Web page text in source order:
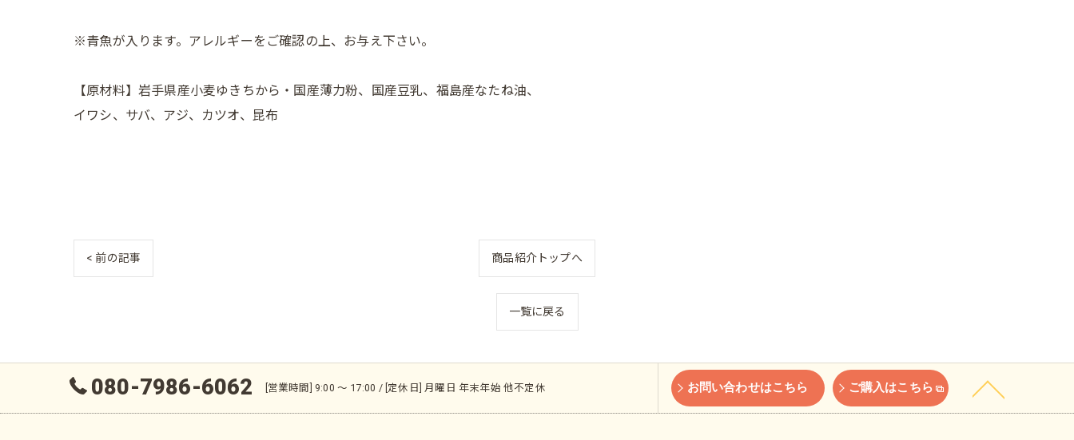
※青魚が入ります。アレルギーをご確認の上、お与え下さい。
【原材料】岩手県産小麦ゆきちから・国産薄力粉、国産豆乳、福島産なたね油、
イワシ、サバ、アジ、カツオ、昆布
< 前の記事 商品紹介トップへ
一覧に戻る
080-7986-6062 [営業時間] 9:00 〜 17:00 / [定休日] 月曜日 年末年始 他不定休 お問い合わせはこちら ご購入はこちら